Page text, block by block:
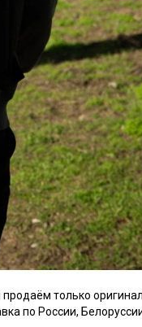
только
по России,